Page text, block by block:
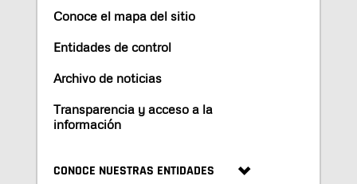
Conoce el mapa del sitio
Entidades de control
Archivo de noticias
Transparencia y acceso a la
información
CONOCE NUESTRAS ENTIDADES